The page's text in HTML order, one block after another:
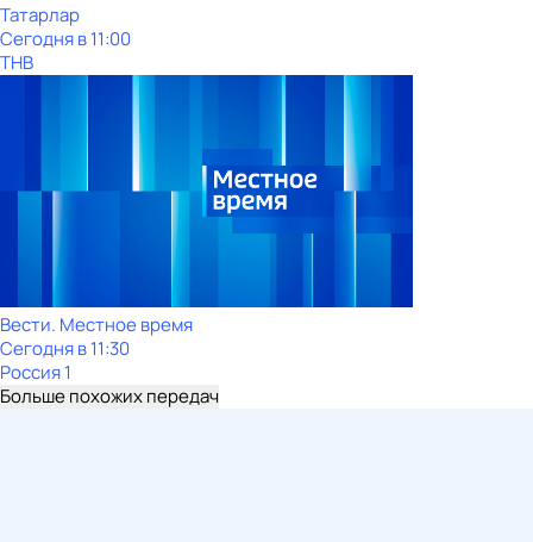
Татарлар
Сегодня в 11:00
ТНВ
Вести. Местное время
Сегодня в 11:30
Россия 1
Больше похожих передач